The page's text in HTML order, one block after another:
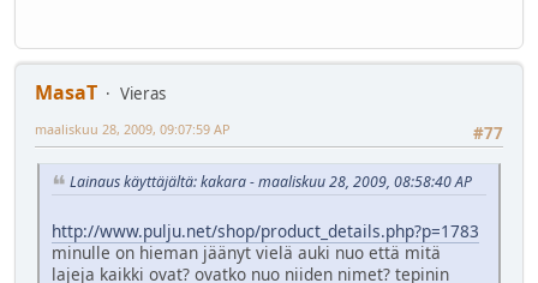
MasaT
Vieras
#77
maaliskuu 28, 2009, 09:07:59 AP
Lainaus käyttäjältä: kakara - maaliskuu 28, 2009, 08:58:40 AP
http://www.pulju.net/shop/product_details.php?p=1783
minulle on hieman jäänyt vielä auki nuo että mitä
lajeja kaikki ovat? ovatko nuo niiden nimet? tepinin